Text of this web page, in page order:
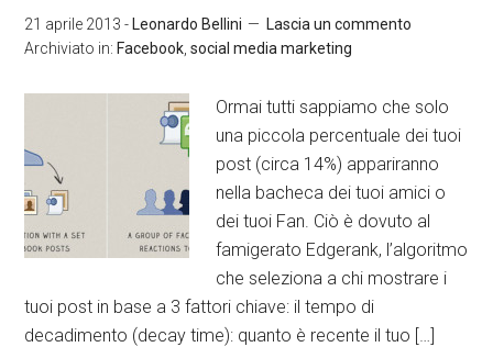
21 aprile 2013 - Leonardo Bellini
Lascia un commento
Archiviato in: Facebook ,social media marketing
Ormai tutti sappiamo che solo
una piccola percentuale dei tuoi
post (circa 14%) appariranno
nella bacheca dei tuoi amici o
dei tuoi Fan. Ciò è dovuto al
famigerato Edgerank, l’algoritmo
che seleziona a chi mostrare i
tuoi post in base a 3 fattori chiave: il tempo di
decadimento (decay time): quanto è recente il tuo […]